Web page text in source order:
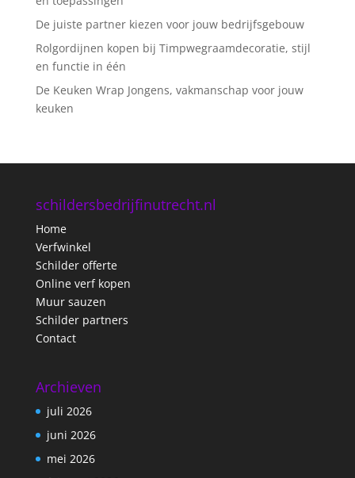
De juiste partner kiezen voor jouw bedrijfsgebouw
Rolgordijnen kopen bij Timpwegraamdecoratie, stijl
en functie in één
De Keuken Wrap Jongens, vakmanschap voor jouw
keuken
schildersbedrijfinutrecht.nl
Home
Verfwinkel
Schilder offerte
Online verf kopen
Muur sauzen
Schilder partners
Contact
Archieven
juli 2026
juni 2026
mei 2026